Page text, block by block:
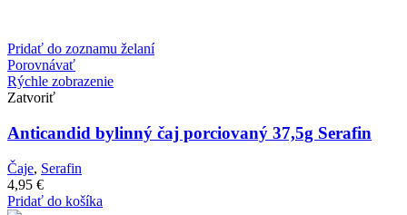
Pridať do zoznamu želaní
Porovnávať
Rýchle zobrazenie
Zatvoriť
Anticandid bylinný čaj porciovaný 37,5g Serafin
Čaje, Serafin
4,95 €
Pridať do košíka